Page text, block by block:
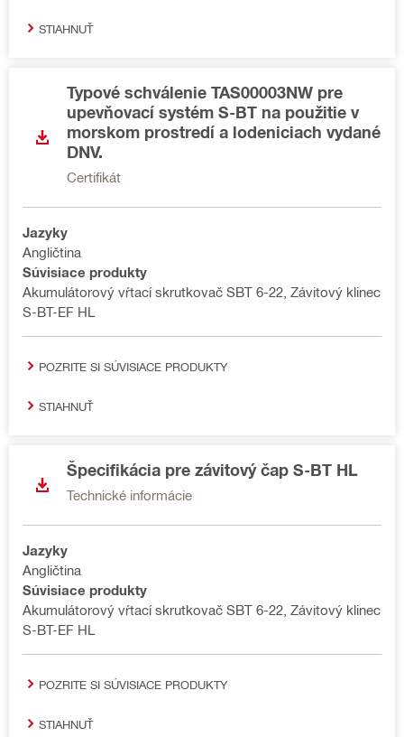
STIAHNUŤ
Typové schválenie TAS00003NW pre
upevňovací systém S-BT na použitie v
morskom prostredí a lodeniciach vydané
DNV.
Certifikát
Jazyky
Angličtina
Súvisiace produkty
Akumulátorový vŕtací skrutkovač SBT 6-22, Závitový klinec
S-BT-EF HL
POZRITE SI SÚVISIACE PRODUKTY
STIAHNUŤ
Špecifikácia pre závitový čap S-BT HL
Technické informácie
Jazyky
Angličtina
Súvisiace produkty
Akumulátorový vŕtací skrutkovač SBT 6-22, Závitový klinec
S-BT-EF HL
POZRITE SI SÚVISIACE PRODUKTY
STIAHNUŤ